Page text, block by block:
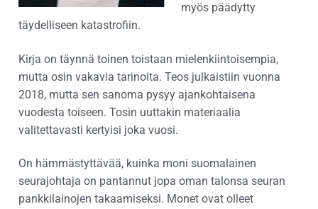
myös päädytty
täydelliseen katastrofiin.
Kirja on täynnä toinen toistaan mielenkiintoisempia,
mutta osin vakavia tarinoita. Teos julkaistiin vuonna
2018, mutta sen sanoma pysyy ajankohtaisena
vuodesta toiseen. Tosin uuttakin materiaalia
valitettavasti kertyisi joka vuosi.
On hämmästyttävää, kuinka moni suomalainen
seurajohtaja on pantannut jopa oman talonsa seuran
pankkilainojen takaamiseksi. Monet ovat olleet